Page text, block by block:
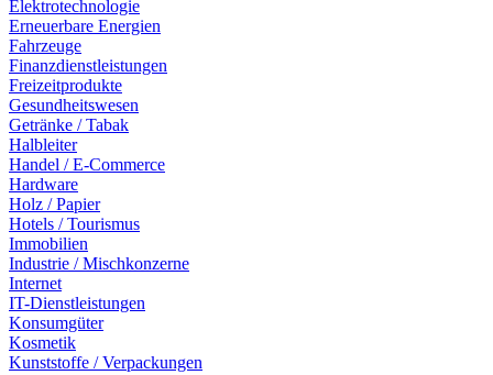
Elektrotechnologie
Erneuerbare Energien
Fahrzeuge
Finanzdienstleistungen
Freizeitprodukte
Gesundheitswesen
Getränke / Tabak
Halbleiter
Handel / E-Commerce
Hardware
Holz / Papier
Hotels / Tourismus
Immobilien
Industrie / Mischkonzerne
Internet
IT-Dienstleistungen
Konsumgüter
Kosmetik
Kunststoffe / Verpackungen